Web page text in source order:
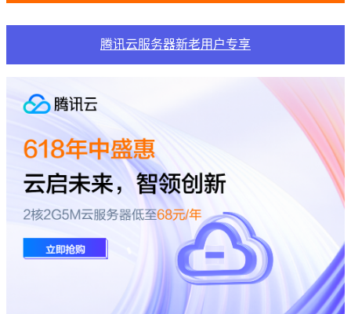
腾讯云服务器新老用户专享